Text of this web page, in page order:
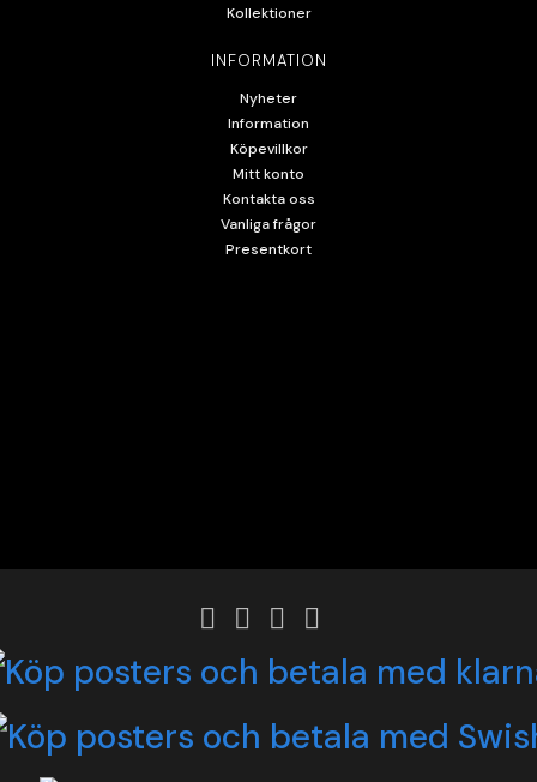
Kollektioner
INFORMATION
Nyheter
Information
Köpevillkor
Mitt konto
Kontakta oss
Vanliga frågor
Presentkort